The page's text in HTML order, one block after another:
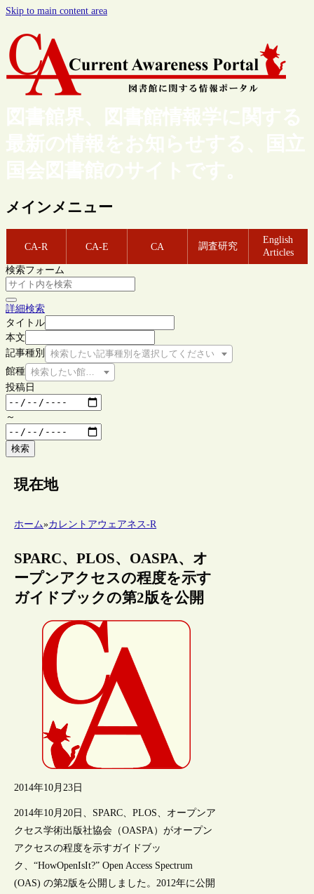
Skip to main content area
図書館界、図書館情報学に関する
最新の情報をお知らせする、国立
国会図書館のサイトです。
メインメニュー
CA-R CA-E CA 調査研究
English
Articles
検索フォーム
詳細検索
タイトル
本文
記事種別
検索したい記事種別を選択してください
館種 検索したい館種を選択してください
投稿日
～
検索
現在地
ホーム»カレントアウェアネス-R
SPARC、PLOS、OASPA、オ
ープンアクセスの程度を示す
ガイドブックの第2版を公開
2014年10月23日
2014年10月20日、SPARC、PLOS、オープンア
クセス学術出版社協会（OASPA）がオープン
アクセスの程度を示すガイドブッ
ク、“HowOpenIsIt?” Open Access Spectrum
(OAS) の第2版を公開しました。2012年に公開